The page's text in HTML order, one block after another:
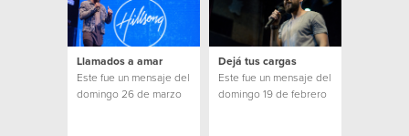
Llamados a amar
Este fue un mensaje del
domingo 26 de marzo
Dejá tus cargas
Este fue un mensaje del
domingo 19 de febrero